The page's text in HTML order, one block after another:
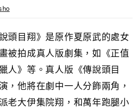
頭目翔》是原作夏原武的處女
被拍成真人版劇集，如《正值
人》等。真人版《傳說頭目
，他將在劇中一人分飾兩角，
老大伊集院翔，和萬年跑腿小